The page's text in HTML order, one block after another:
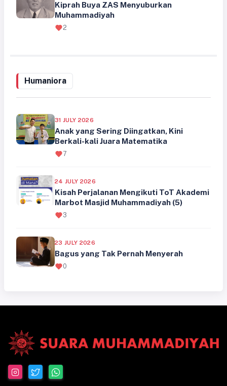
Kiprah Buya ZAS Menyuburkan
Muhammadiyah
2
Humaniora
31 JULY 2026
Anak yang Sering Diingatkan, Kini
Berkali-kali Juara Matematika
7
24 JULY 2026
Kisah Perjalanan Mengikuti ToT Akademi
Marbot Masjid Muhammadiyah (5)
3
23 JULY 2026
Bagus yang Tak Pernah Menyerah
0